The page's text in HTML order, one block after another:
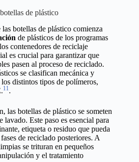
de plástico
botellas de plástico comienza
de plásticos de los programas
contenedores de reciclaje
es crucial para garantizar que
pasen al proceso de reciclado.
se clasifican mecánica y
distintos tipos de polímeros,
11 .
las botellas de plástico se someten
lavado. Este paso es esencial para
etiqueta o residuo que pueda
de reciclado posteriores. A
se trituran en pequeños
y el tratamiento